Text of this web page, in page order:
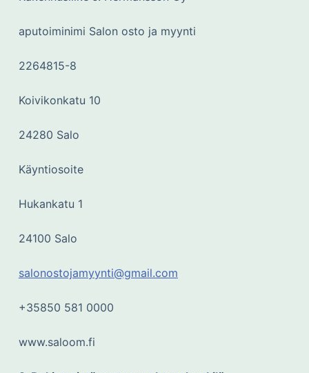
aputoiminimi Salon osto ja myynti
2264815-8
Koivikonkatu 10
24280 Salo
Käyntiosoite
Hukankatu 1
24100 Salo
salonostojamyynti@gmail.com
+35850 581 0000
www.saloom.fi